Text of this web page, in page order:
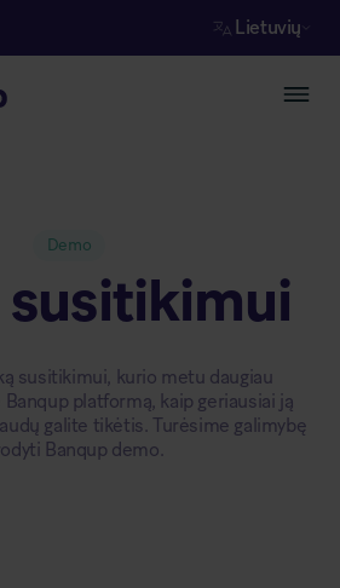
Lietuvių
Demo
susitikimui
susitikimui, kurio metu daugiau
Banqup platformą, kaip geriausiai ją
galite tikėtis. Turėsime galimybę
Banqup demo.